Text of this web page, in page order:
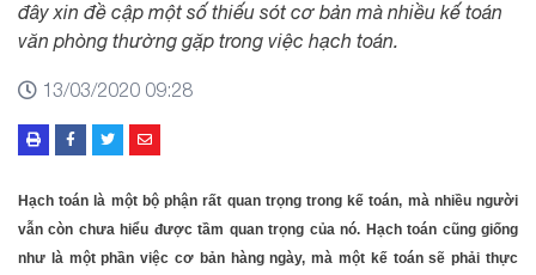
đây xin đề cập một số thiếu sót cơ bản mà nhiều kế toán
văn phòng thường gặp trong việc hạch toán.
13/03/2020 09:28
Hạch toán là một bộ phận rất quan trọng trong kế toán, mà nhiều người
vẫn còn chưa hiểu được tầm quan trọng của nó. Hạch toán cũng giống
như là một phần việc cơ bản hàng ngày, mà một kế toán sẽ phải thực